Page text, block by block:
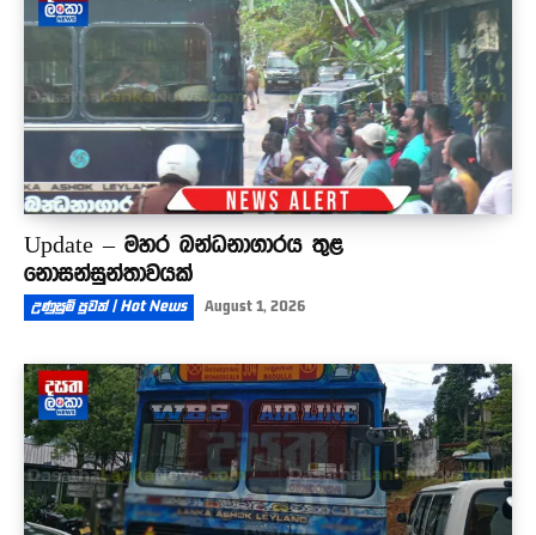
Update – මහර බන්ධනාගාරය තුළ
නොසන්සුන්තාවයක්
උණුසුම් පුවත් | Hot News August 1, 2026